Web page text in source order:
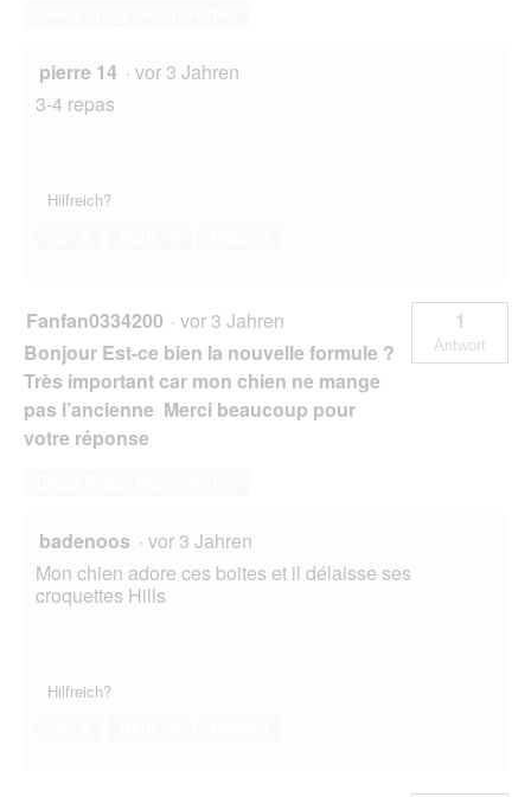
pierre 14 · vor 3 Jahren
3-4 repas
Hilfreich?
Fanfan0334200 · vor 3 Jahren
Bonjour Est-ce bien la nouvelle formule ?
Très important car mon chien ne mange
pas l’ancienne Merci beaucoup pour
votre réponse
1
Antwort
badenoos · vor 3 Jahren
Mon chien adore ces boites et il délaisse ses
croquettes Hills
Hilfreich?